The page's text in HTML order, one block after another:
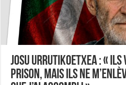
Josu Urrutikoetxea : « Ils
prison, mais ils ne